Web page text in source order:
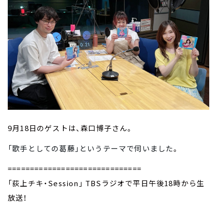
9月18日のゲストは、森口博子さん。
「歌手としての葛藤」というテーマで伺いました。
==============================
「荻上チキ・Session」 TBSラジオで平日午後18時から生
放送！